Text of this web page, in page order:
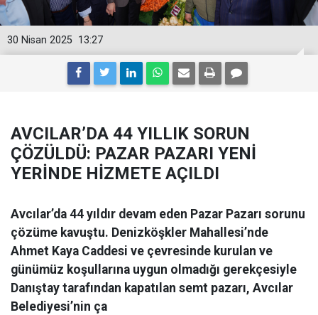
13:27
30 Nisan 2025
AVCILAR’DA 44 YILLIK SORUN
ÇÖZÜLDÜ: PAZAR PAZARI YENİ
YERİNDE HİZMETE AÇILDI
Avcılar’da 44 yıldır devam eden Pazar Pazarı sorunu
çözüme kavuştu. Denizköşkler Mahallesi’nde
Ahmet Kaya Caddesi ve çevresinde kurulan ve
günümüz koşullarına uygun olmadığı gerekçesiyle
Danıştay tarafından kapatılan semt pazarı, Avcılar
Belediyesi’nin ça